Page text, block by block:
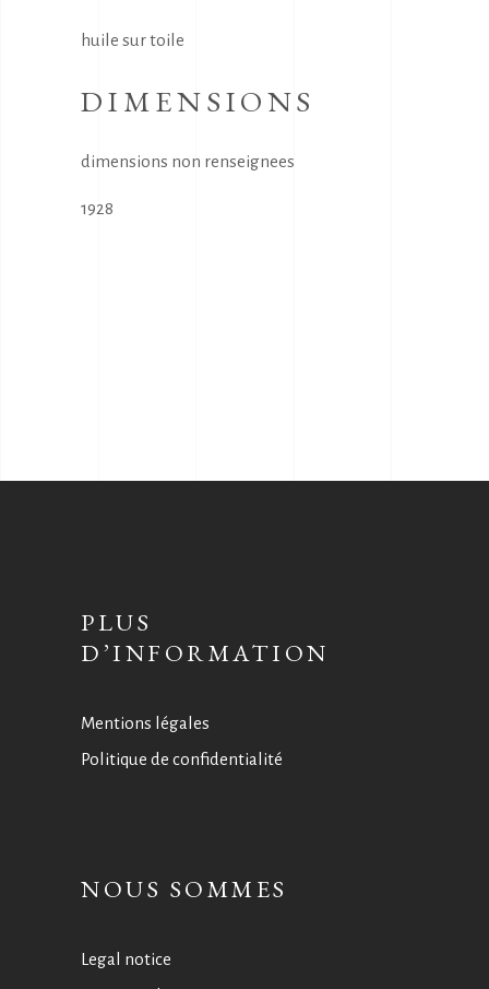
huile sur toile
DIMENSIONS
dimensions non renseignees
1928
PLUS
D’INFORMATION
Mentions légales
Politique de confidentialité
NOUS SOMMES
Legal notice